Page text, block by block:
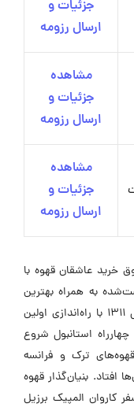
جزئیات و
ارسال رزومه
مشاهده
جزئیات و
ارسال رزومه
مشاهده
جزئیات و
ارسال رزومه
خرید عاشقان قهوه با
به همراه بهترین
تجهیزات تهیه و دم‌آوری آن. داستان از سال ۱۳۱۱ با راه‌اندازی اولین
استانبول شروع
ترک و فرانسه
افتاد. بنیان‌گذار قهوه
کاروان المپیک برزیل